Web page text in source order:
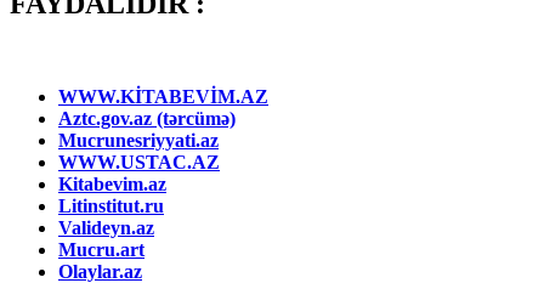
WWW.KİTABEVİM.AZ
Aztc.gov.az (tərcümə)
Mucrunesriyyati.az
WWW.USTAC.AZ
Kitabevim.az
Litinstitut.ru
Valideyn.az
Mucru.art
Olaylar.az